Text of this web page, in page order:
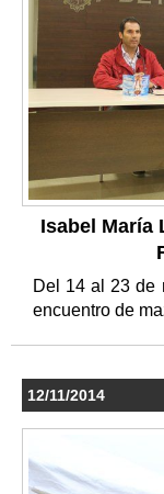
Isabel María
Del 14 al 23 de
encuentro de
12/11/2014